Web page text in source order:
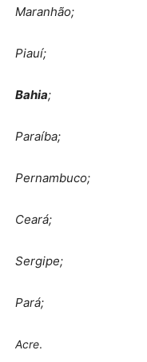
Maranhão;
Piauí;
Bahia;
Paraíba;
Pernambuco;
Ceará;
Sergipe;
Pará;
Acre.